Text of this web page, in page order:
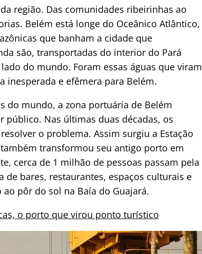
região. Das comunidades ribeirinhas ao
Belém está longe do Oceânico Atlântico,
que banham a cidade que
são, transportadas do interior do Pará
do mundo. Foram essas águas que viram
inesperada e efêmera para Belém.
do mundo, a zona portuária de Belém
Nas últimas duas décadas, os
o problema. Assim surgiu a Estação
transformou seu antigo porto em
cerca de 1 milhão de pessoas passam pela
de bares, restaurantes, espaços culturais e
pôr do sol na Baía do Guajará.
o porto que virou ponto turístico